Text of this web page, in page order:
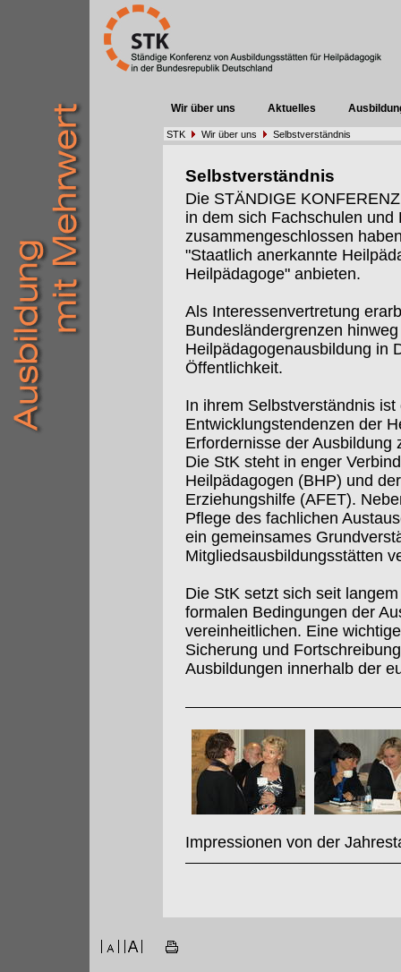
Wir über uns Aktuelles
STK Wir über uns Selbstverständnis
Selbstverständnis
Die STÄNDIGE
in dem sich Fachschulen und
zusammengeschlossen
"Staatlich anerkannte
Heilpädagoge" anbieten.
Als Interessenvertretung
Bundesländergrenzen
Heilpädagogenausbildung in
Öffentlichkeit.
In ihrem Selbstverständnis
Entwicklungstendenzen der
Erfordernisse der Ausbildung
Die StK steht in enger
Heilpädagogen (BHP) und
Erziehungshilfe (AFET).
Pflege des fachlichen
ein gemeinsames
Mitgliedsausbildungsstätten
Die StK setzt sich seit
formalen Bedingungen der
vereinheitlichen. Eine
Sicherung und
Ausbildungen innerhalb der
Impressionen von der